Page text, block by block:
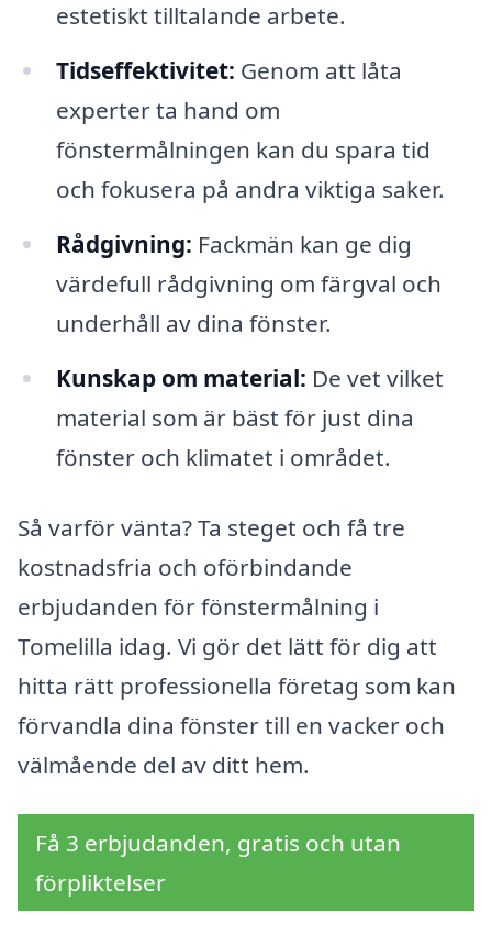
estetiskt tilltalande arbete.
Tidseffektivitet: Genom att låta
experter ta hand om
fönstermålningen kan du spara tid
och fokusera på andra viktiga saker.
Rådgivning: Fackmän kan ge dig
värdefull rådgivning om färgval och
underhåll av dina fönster.
Kunskap om material: De vet vilket
material som är bäst för just dina
fönster och klimatet i området.
Så varför vänta? Ta steget och få tre
kostnadsfria och oförbindande
erbjudanden för fönstermålning i
Tomelilla idag. Vi gör det lätt för dig att
hitta rätt professionella företag som kan
förvandla dina fönster till en vacker och
välmående del av ditt hem.
Få 3 erbjudanden, gratis och utan
förpliktelser